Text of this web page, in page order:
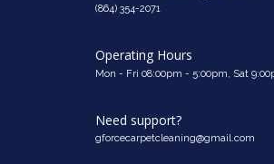
(864) 354-2071
Operating Hours
Mon - Fri 08:00pm - 5:00pm, Sat
Need support?
gforcecarpetcleaning@gmail.com